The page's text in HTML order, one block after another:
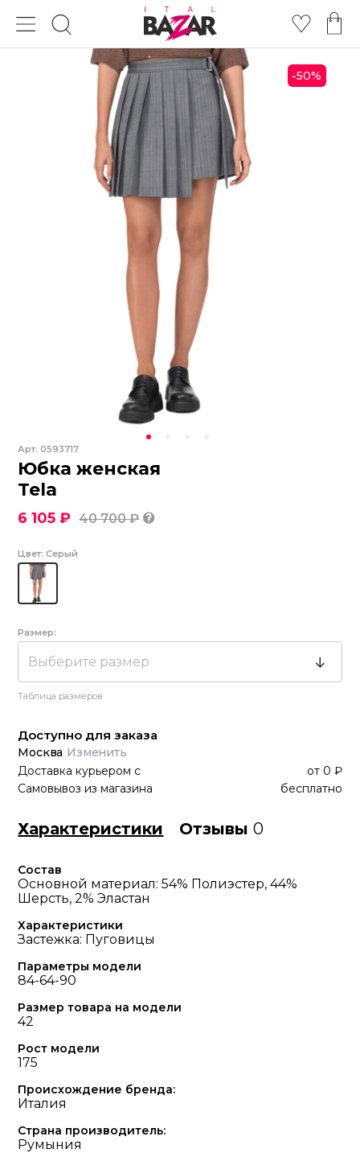
-50%
Арт.0593717
Юбка женская
Tela
6 105 ₽ 40 700 ₽
Цвет: Серый
Размер:
Выберите размер
Таблица размеров
Доступно для заказа
Москва Изменить
Доставка курьером с от 0 ₽
Самовывоз из магазина
бесплатно
Характеристики Отзывы0
Состав
Основной материал: 54% Полиэстер, 44%
Шерсть, 2% Эластан
Характеристики
Застежка: Пуговицы
Параметры модели
84-64-90
Размер товара на модели
42
Рост модели
175
Происхождение бренда:
Италия
Страна производитель:
Румыния